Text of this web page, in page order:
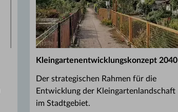
Kleingartenentwicklungskonzept 2040
Der strategischen Rahmen für die
Entwicklung der Kleingartenlandschaft
im Stadtgebiet.